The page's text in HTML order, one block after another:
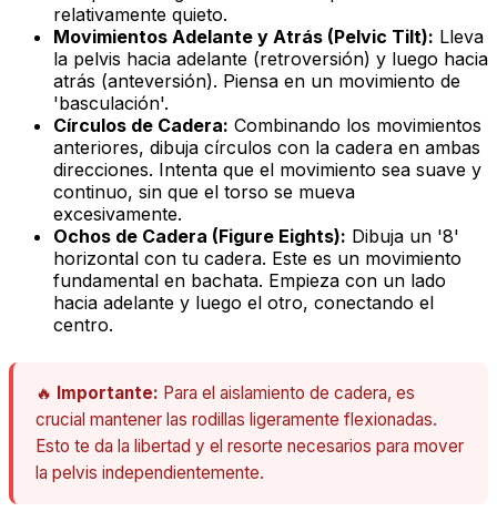
relativamente quieto.
Movimientos Adelante y Atrás (Pelvic Tilt): Lleva
la pelvis hacia adelante (retroversión) y luego hacia
atrás (anteversión). Piensa en un movimiento de
'basculación'.
Círculos de Cadera: Combinando los movimientos
anteriores, dibuja círculos con la cadera en ambas
direcciones. Intenta que el movimiento sea suave y
continuo, sin que el torso se mueva
excesivamente.
Ochos de Cadera (Figure Eights): Dibuja un '8'
horizontal con tu cadera. Este es un movimiento
fundamental en bachata. Empieza con un lado
hacia adelante y luego el otro, conectando el
centro.
🔥 Importante: Para el aislamiento de cadera, es
crucial mantener las rodillas ligeramente flexionadas.
Esto te da la libertad y el resorte necesarios para mover
la pelvis independientemente.